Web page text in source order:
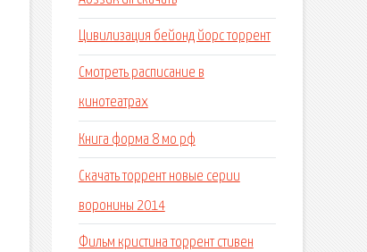
Цивилизация бейонд йорс торрент
Смотреть расписание в
кинотеатрах
Книга форма 8 мо рф
Скачать торрент новые серии
воронины 2014
Фильм кристина торрент стивен